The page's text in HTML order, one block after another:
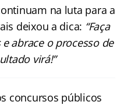
na luta para a
deixou a dica: “Faça
abrace o processo de
virá!”
concursos públicos